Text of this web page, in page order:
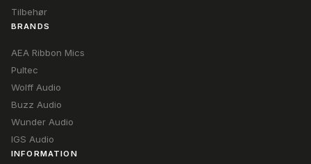
Tilbehør
BRANDS
AEA Ribbon Mics
Pultec
Wolff Audio
Buzz Audio
Wunder Audio
IGS Audio
INFORMATION